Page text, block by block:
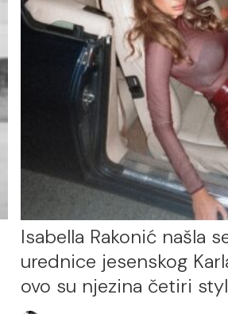
Isabella Rakonić našla
urednice jesenskog
ovo su njezina četiri